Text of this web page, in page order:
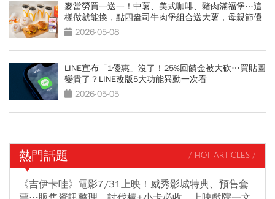
麥當勞買一送一！中薯、美式咖啡、豬肉滿福堡…這
樣做就能換，點四盎司牛肉堡組合送大薯，母親節優
惠必看
2026-05-08
LINE宣布「1優惠」沒了！25%回饋金被大砍…買貼圖
變貴了？LINE改版5大功能異動一次看
2026-05-05
熱門話題 / HOT ARTICLES /
《吉伊卡哇》電影7/31上映！威秀影城特典、預售套